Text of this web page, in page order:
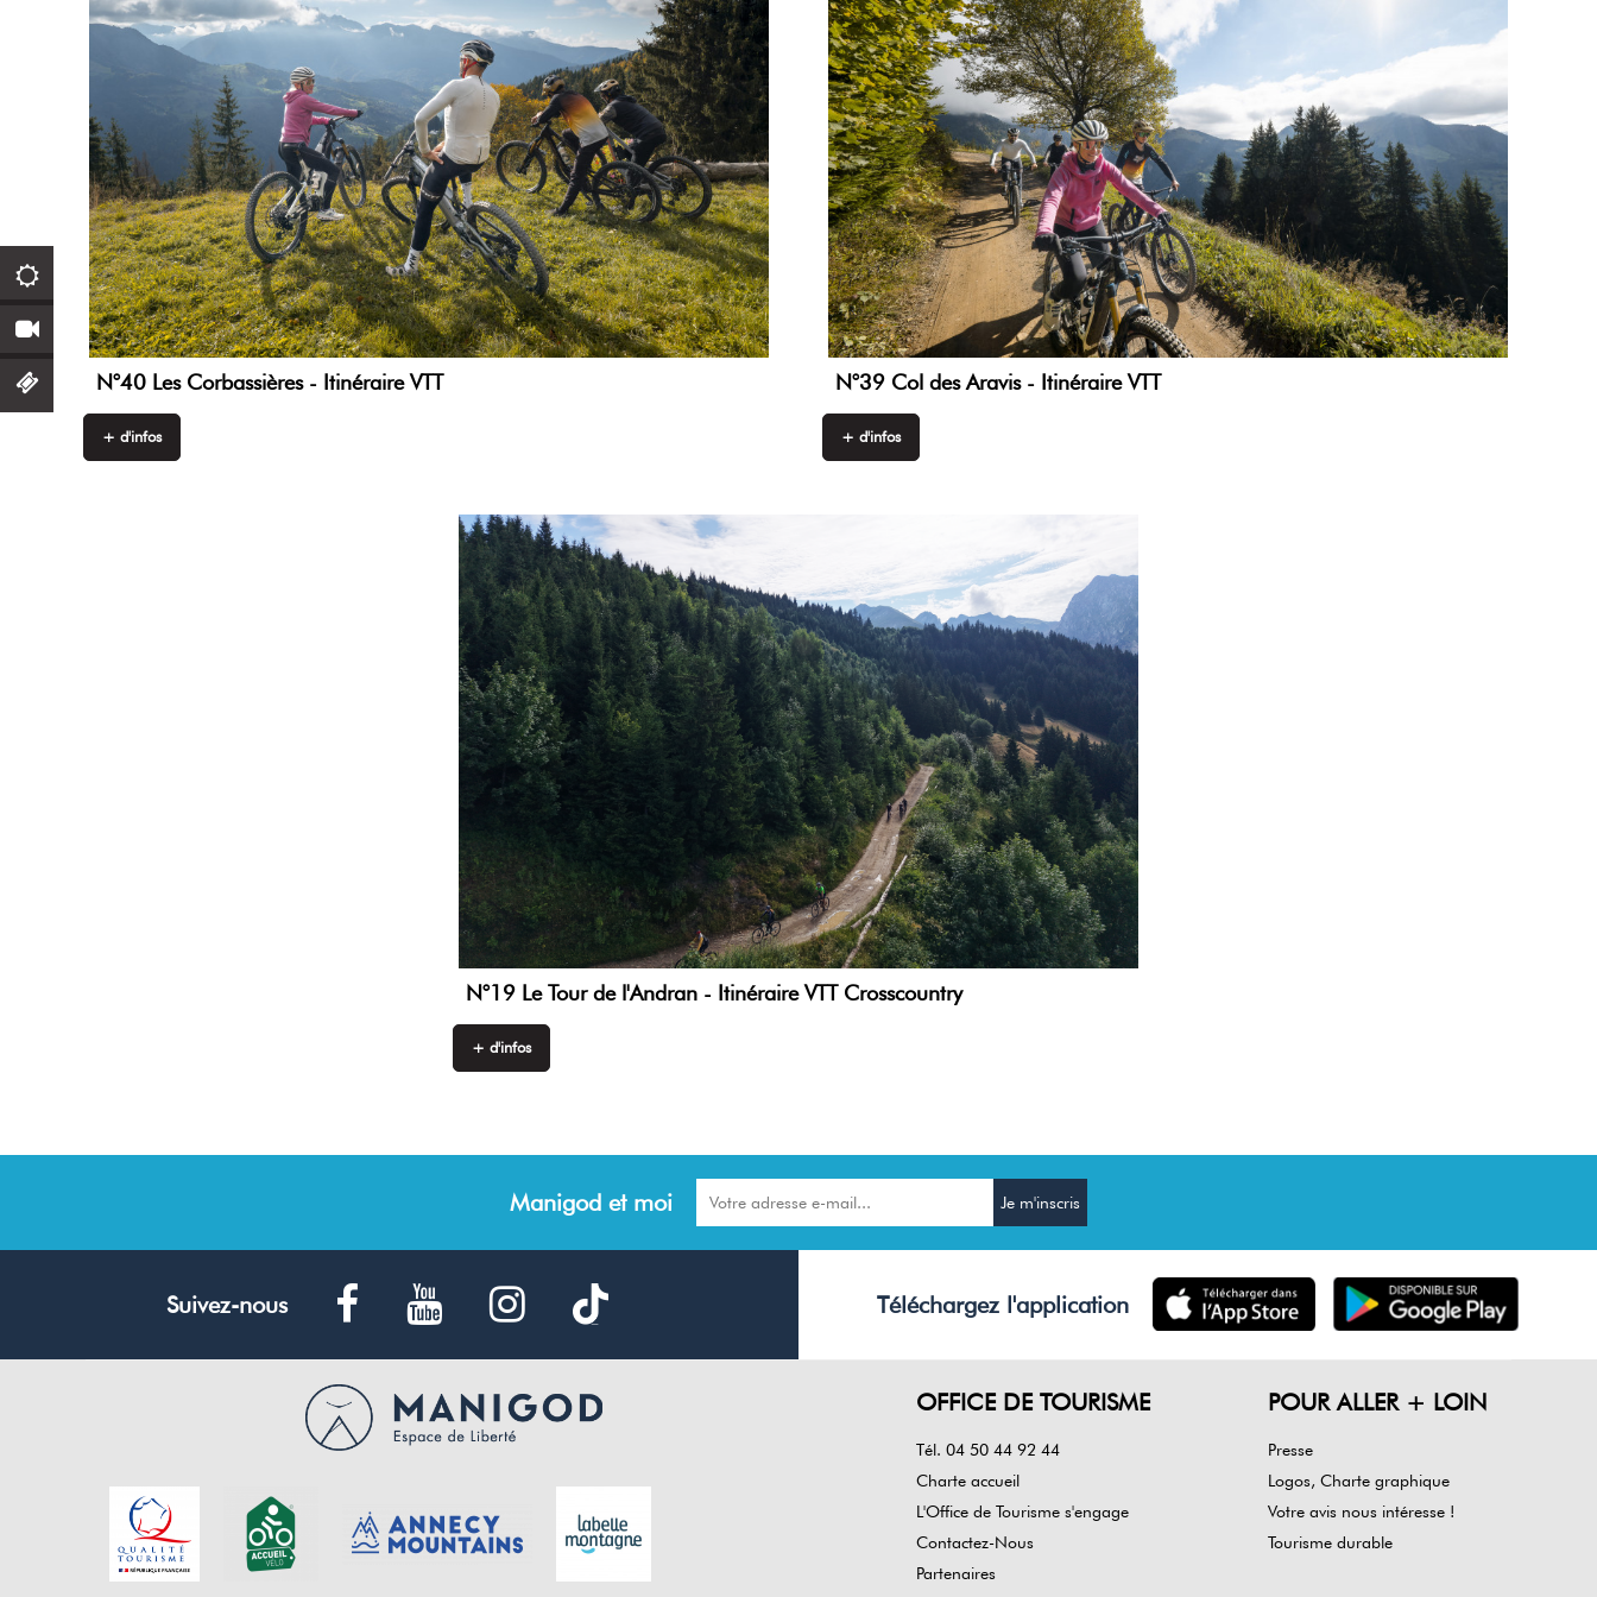
N°40 Les Corbassières - Itinéraire VTT
+ d'infos
N°39 Col des Aravis - Itinéraire VTT
+ d'infos
N°19 Le Tour de l'Andran - Itinéraire VTT Crosscountry
+ d'infos
Manigod et moi
Suivez-nous Téléchargez l'application
OFFICE DE TOURISME
Tél. 04 50 44 92 44
Charte accueil
L'Office de Tourisme s'engage
Contactez-Nous
Partenaires
POUR ALLER + LOIN
Presse
Logos, Charte graphique
Votre avis nous intéresse !
Tourisme durable